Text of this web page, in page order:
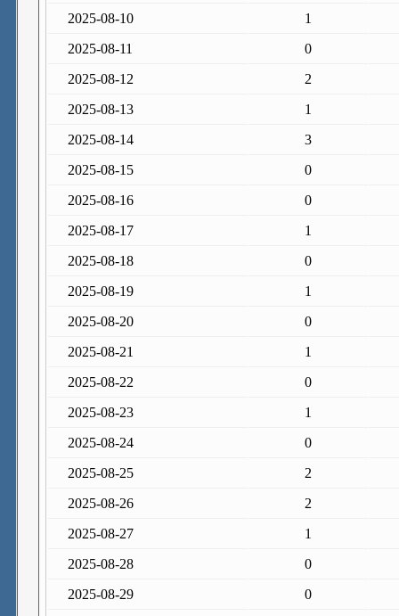
2025-08-10
1
2025-08-11
0
2025-08-12
2
2025-08-13
1
2025-08-14
3
2025-08-15
0
2025-08-16
0
2025-08-17
1
2025-08-18
0
2025-08-19
1
2025-08-20
0
2025-08-21
1
2025-08-22
0
2025-08-23
1
2025-08-24
0
2025-08-25
2
2025-08-26
2
2025-08-27
1
2025-08-28
0
2025-08-29
0